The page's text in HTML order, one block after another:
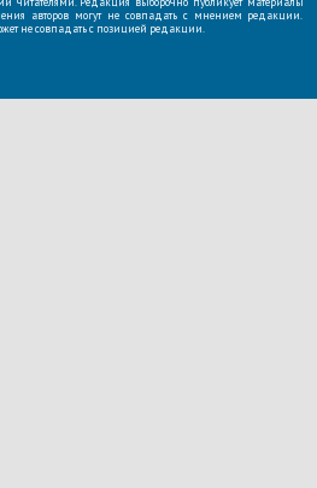
авторов могут не совпадать с мнением редакции.
не совпадать с позицией редакции.